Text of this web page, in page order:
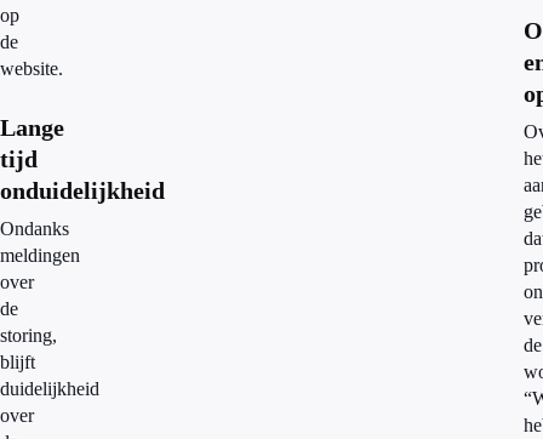
op
de
website.
Lange
tijd
onduidelijkheid
Ondanks
meldingen
over
de
storing,
blijft
duidelijkheid
over
de